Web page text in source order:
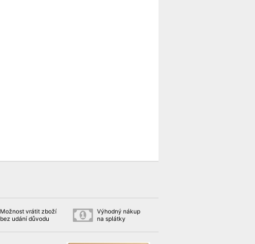
Možnost vrátit zboží
bez udání důvodu
Výhodný nákup
na splátky